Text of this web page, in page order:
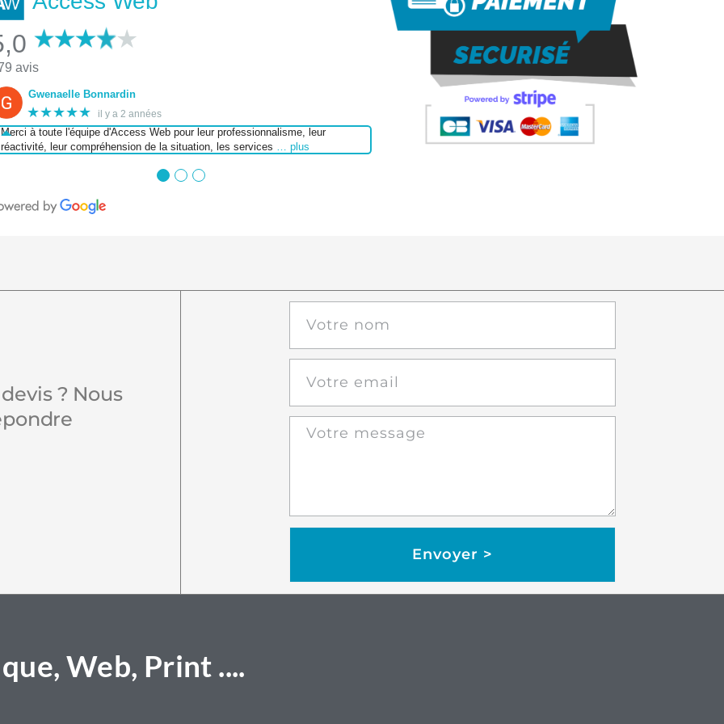
avis
Gwenaelle Bonnardin
★★★★★ il y a 2 années
Merci à toute l'équipe d'Access Web pour leur professionnalisme, leur
réactivité, leur compréhension de la situation, les services
… plus
● ● ●
? Nous
Envoyer >
Web, Print ....